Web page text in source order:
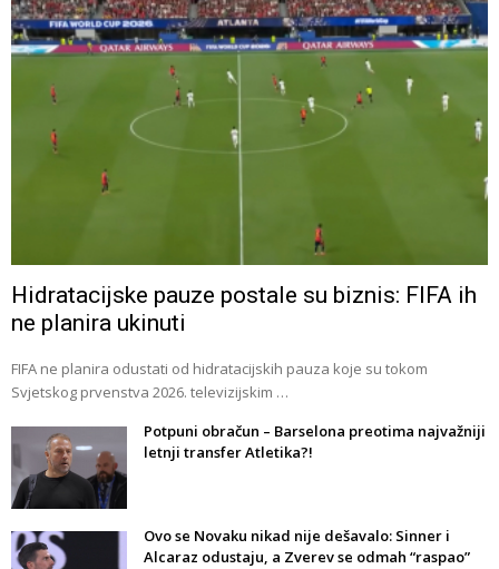
Hidratacijske pauze postale su biznis: FIFA ih
ne planira ukinuti
FIFA ne planira odustati od hidratacijskih pauza koje su tokom
Svjetskog prvenstva 2026. televizijskim …
Potpuni obračun – Barselona preotima najvažniji
letnji transfer Atletika?!
Ovo se Novaku nikad nije dešavalo: Sinner i
Alcaraz odustaju, a Zverev se odmah “raspao”